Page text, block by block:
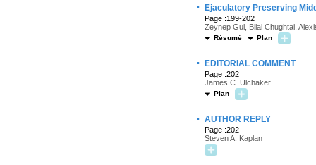
· Ejaculatory Preserving
Page :199-202
Zeynep Gul, Bilal Chughtai,
Résumé Plan
· EDITORIAL COMMENT
Page :202
James C. Ulchaker
Plan
· AUTHOR REPLY
Page :202
Steven A. Kaplan